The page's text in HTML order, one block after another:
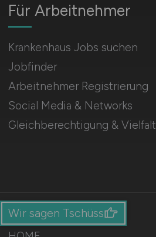
Für Arbeitnehmer
Krankenhaus Jobs suchen
Jobfinder
Arbeitnehmer Registrierung
Social Media & Networks
Gleichberechtigung & Vielfalt
Wir sagen Tschüss